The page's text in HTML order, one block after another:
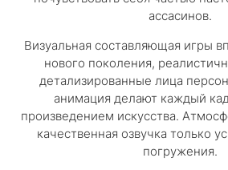
ассасинов.
Визуальная составляющая игры
нового поколения,
детализированные лица
анимация делают каждый
произведением искусства.
качественная озвучка только
погружения.